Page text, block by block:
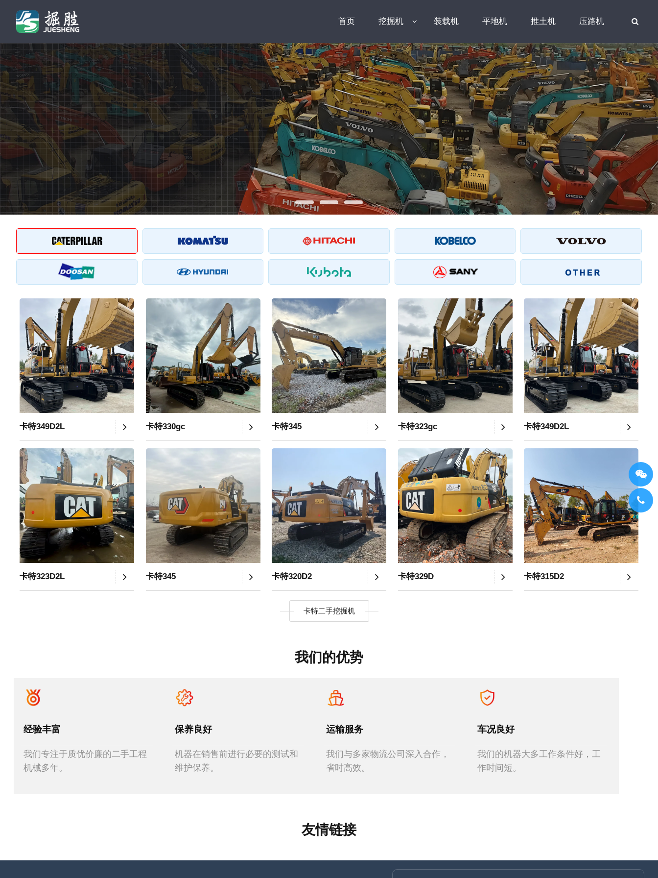
首页 挖掘机 装载机 平地机 推土机 压路机
卡特349D2L 卡特330gc 卡特345 卡特323gc 卡特349D2L
卡特323D2L 卡特345 卡特320D2 卡特329D 卡特315D2
卡特二手挖掘机
我们的优势
经验丰富
我们专注于质优价廉的二手工程
机械多年。
保养良好
机器在销售前进行必要的测试和
维护保养。
运输服务
我们与多家物流公司深入合作，
省时高效。
车况良好
我们的机器大多工作条件好，工
作时间短。
友情链接